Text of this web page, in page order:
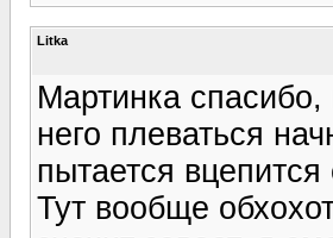
Litka
Мартинка спасибо,
него плеваться
пытается
Тут вообще